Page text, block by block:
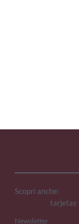
Scopri anche:
tarjetas
Newsletter